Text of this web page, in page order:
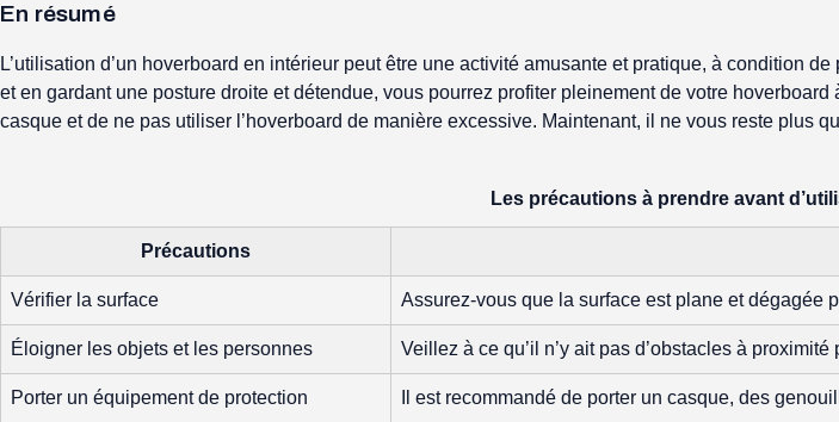
En résumé
L’utilisation d’un hoverboard en intérieur peut être une activité amusante et pratique, à condition
et en gardant une posture droite et détendue, vous pourrez profiter pleinement de votre
casque et de ne pas utiliser l’hoverboard de manière excessive. Maintenant, il ne vous reste plus
Les précautions à prendre avant
Précautions
Vérifier la surface Assurez-vous que la surface est plane et dégagée
Éloigner les objets et les personnes Veillez à ce qu’il n’y ait pas d’obstacles à
Porter un équipement de protection Il est recommandé de porter un casque, des